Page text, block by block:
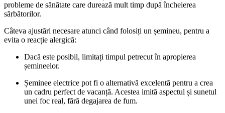
probleme de sănătate care durează mult timp după încheierea
sărbătorilor.
Câteva ajustări necesare atunci când folosiți un șemineu, pentru a
evita o reacție alergică:
Dacă este posibil, limitați timpul petrecut în apropierea
șemineelor.
Șeminee electrice pot fi o alternativă excelentă pentru a crea
un cadru perfect de vacanță. Acestea imită aspectul și sunetul
unei foc real, fără degajarea de fum.